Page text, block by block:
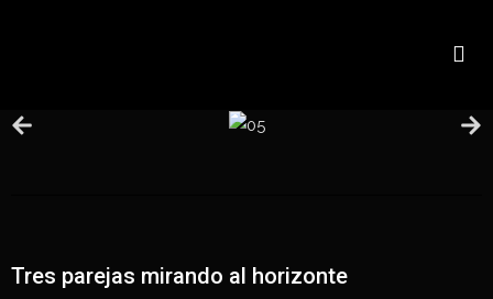
Tres parejas mirando al horizonte